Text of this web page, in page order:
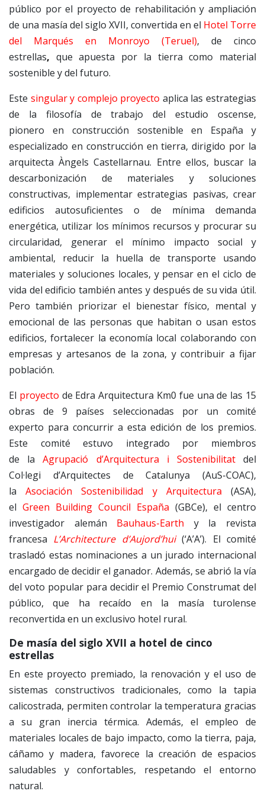
público por el proyecto de rehabilitación y ampliación
de una masía del siglo XVII, convertida en el Hotel Torre
del Marqués en Monroyo (Teruel), de cinco
estrellas, que apuesta por la tierra como material
sostenible y del futuro.
Este singular y complejo proyecto aplica las estrategias
de la filosofía de trabajo del estudio oscense,
pionero en construcción sostenible en España y
especializado en construcción en tierra, dirigido por la
arquitecta Àngels Castellarnau. Entre ellos, buscar la
descarbonización de materiales y soluciones
constructivas, implementar estrategias pasivas, crear
edificios autosuficientes o de mínima demanda
energética, utilizar los mínimos recursos y procurar su
circularidad, generar el mínimo impacto social y
ambiental, reducir la huella de transporte usando
materiales y soluciones locales, y pensar en el ciclo de
vida del edificio también antes y después de su vida útil.
Pero también priorizar el bienestar físico, mental y
emocional de las personas que habitan o usan estos
edificios, fortalecer la economía local colaborando con
empresas y artesanos de la zona, y contribuir a fijar
población.
El proyecto de Edra Arquitectura Km0 fue una de las 15
obras de 9 países seleccionadas por un comité
experto para concurrir a esta edición de los premios.
Este comité estuvo integrado por miembros
de laAgrupació d’Arquitectura i Sostenibilitatdel
Col·legi d’Arquitectes de Catalunya (AuS-COAC),
laAsociación Sostenibilidad y Arquitectura (ASA),
el Green Building Council España (GBCe), el centro
investigador alemán Bauhaus-Earth y la revista
francesa L’Architecture d’Aujord’hui(‘A’A’). El comité
trasladó estas nominaciones a un jurado internacional
encargado de decidir el ganador. Además, se abrió la vía
del voto popular para decidir el Premio Construmat del
público, que ha recaído en la masía turolense
reconvertida en un exclusivo hotel rural.
De masía del siglo XVII a hotel de cinco
estrellas
En este proyecto premiado, la renovación y el uso de
sistemas constructivos tradicionales, como la tapia
calicostrada, permiten controlar la temperatura gracias
a su gran inercia térmica. Además, el empleo de
materiales locales de bajo impacto, como la tierra, paja,
cáñamo y madera, favorece la creación de espacios
saludables y confortables, respetando el entorno
natural.